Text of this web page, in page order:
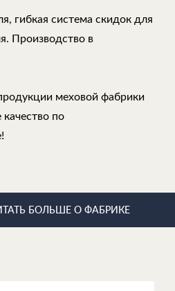
гибкая система скидок для
Производство в
меховой фабрики
качество по
БОЛЬШЕ О ФАБРИКЕ